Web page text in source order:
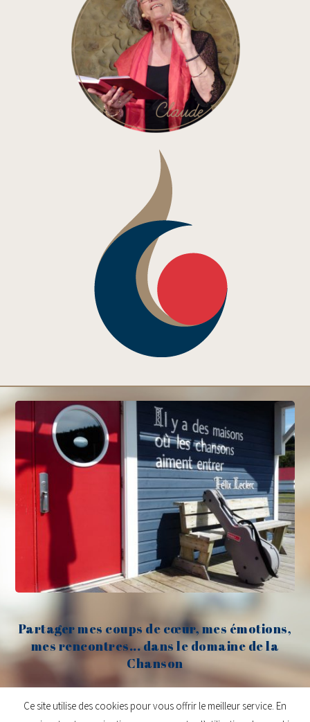
Partager mes coups de cœur, mes émotions,
mes rencontres... dans le domaine de la
Chanson
Claude Fèvre
Ce site utilise des cookies pour vous offrir le meilleur service. En